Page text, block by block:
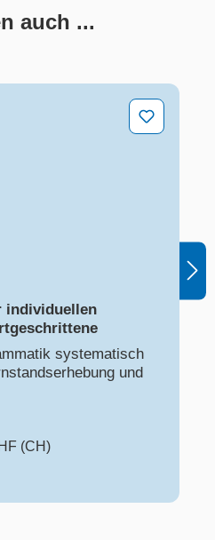
auch ...
Förderung - für
individuellen
systematisch
und
(CH)